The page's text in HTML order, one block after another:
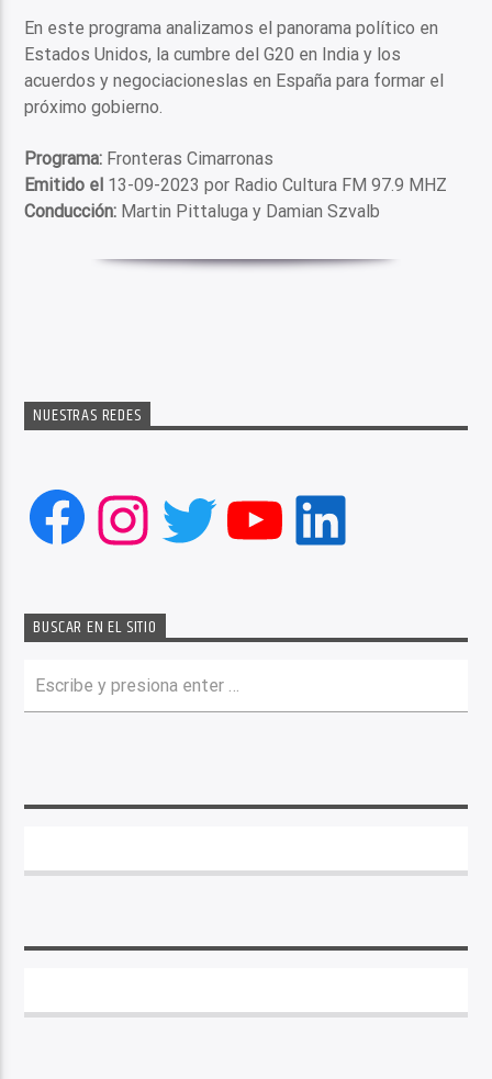
En este programa analizamos el panorama político en
Estados Unidos, la cumbre del G20 en India y los
acuerdos y negociacioneslas en España para formar el
próximo gobierno.
Programa: Fronteras Cimarronas
Emitido el 13-09-2023 por Radio Cultura FM 97.9 MHZ
Conducción: Martin Pittaluga y Damian Szvalb
NUESTRAS REDES
Facebook
Instagram
Twitter
YouTube
LinkedIn
BUSCAR EN EL SITIO